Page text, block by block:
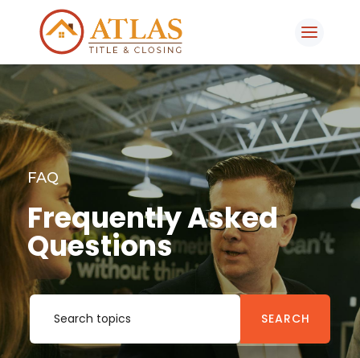
FAQ
Frequently Asked
Questions